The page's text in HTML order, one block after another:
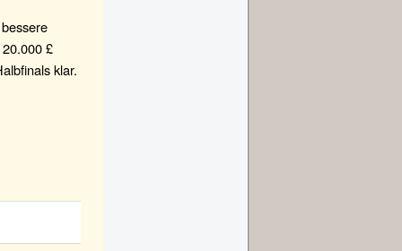
£
klar.